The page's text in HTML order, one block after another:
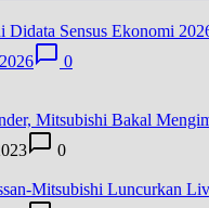
Didata Sensus Ekonomi
0
Mitsubishi Bakal
0
Mitsubishi Luncurkan